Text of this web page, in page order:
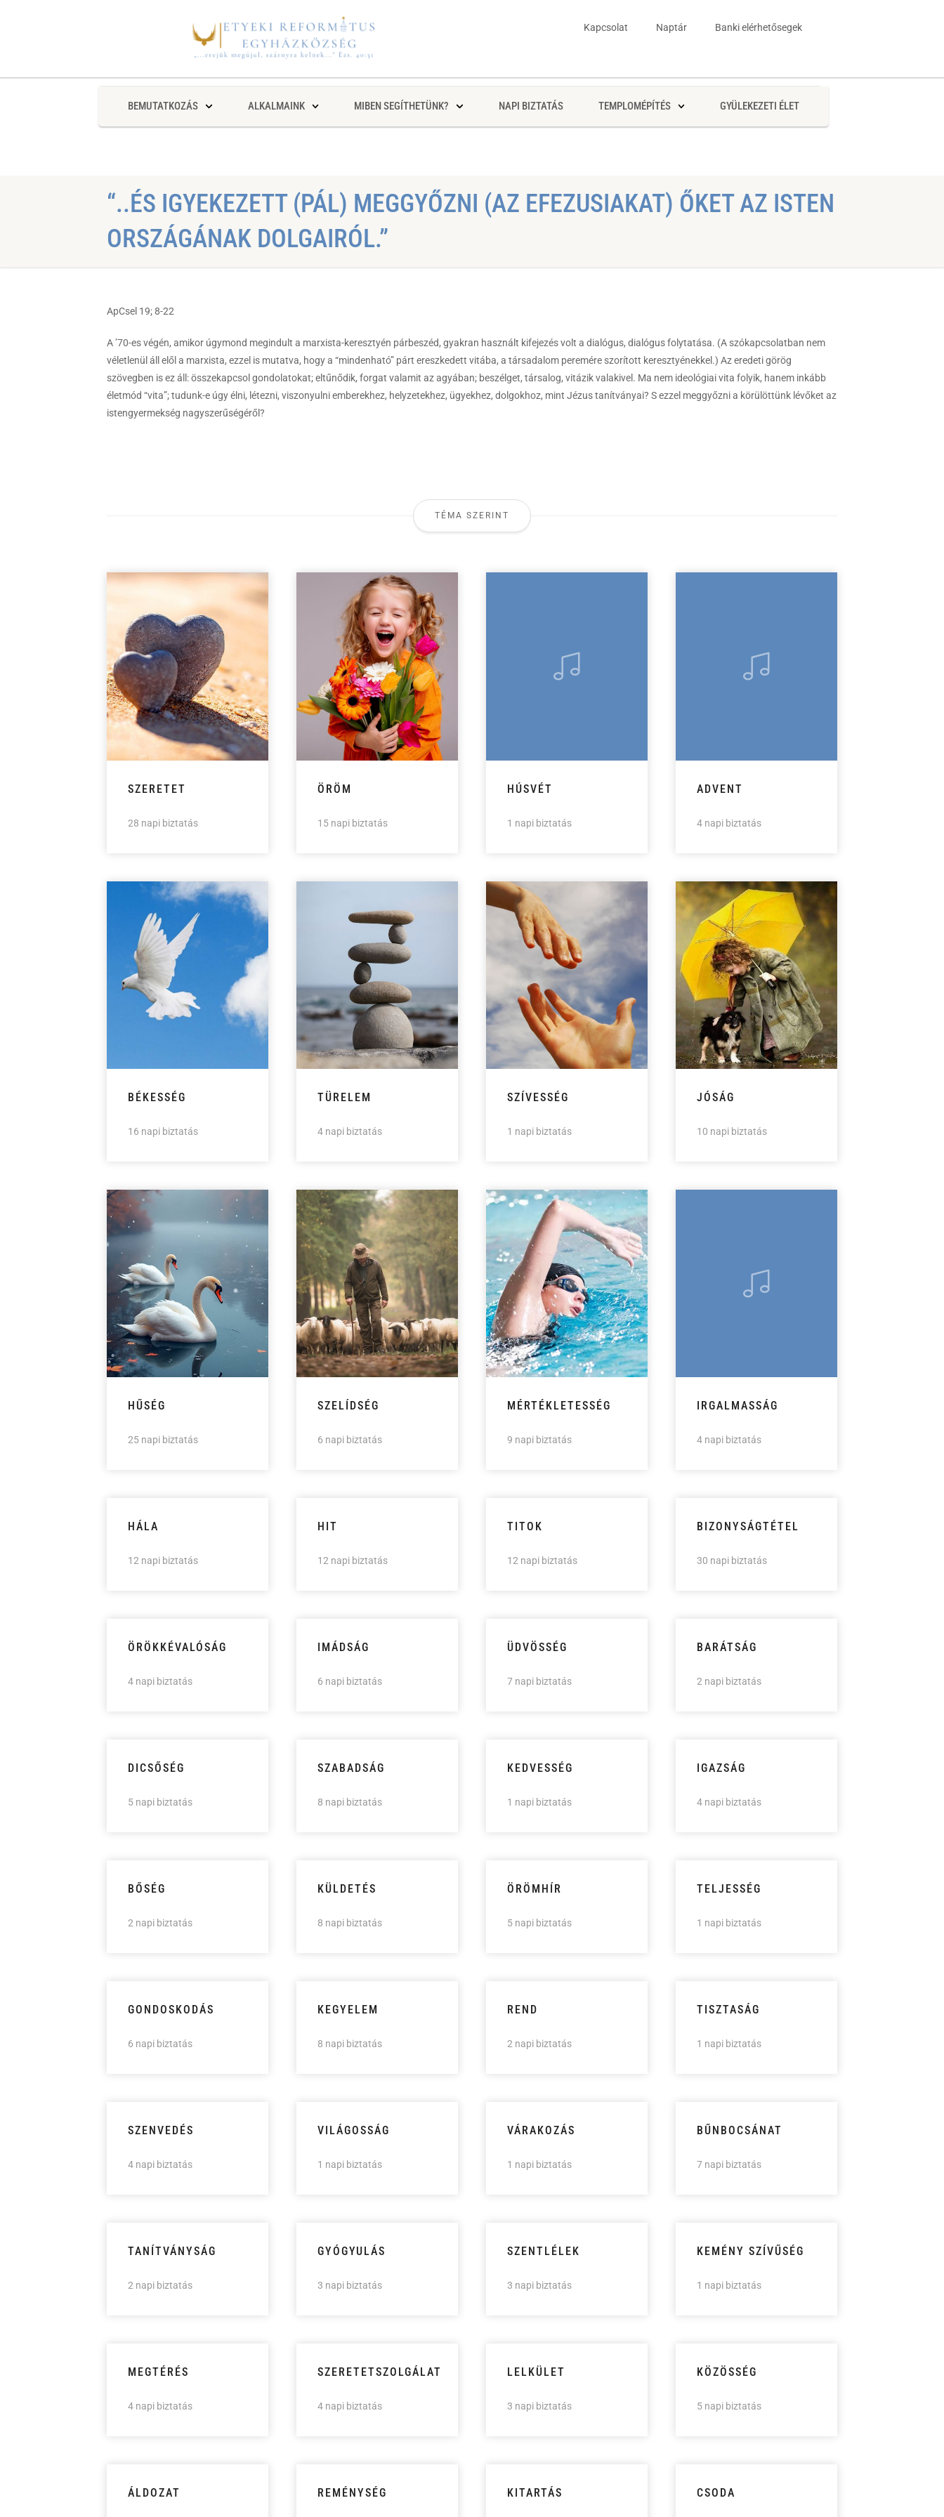
Kapcsolat Naptár Banki elérhetősegek
BEMUTATKOZÁS ALKALMAINK MIBEN SEGÍTHETÜNK? NAPI BIZTATÁS TEMPLOMÉPÍTÉS GYÜLEKEZETI ÉLET
“..ÉS IGYEKEZETT (PÁL) MEGGYŐZNI (AZ EFEZUSIAKAT) ŐKET AZ ISTEN
ORSZÁGÁNAK DOLGAIRÓL.”
ApCsel 19; 8-22
A ’70-es végén, amikor úgymond megindult a marxista-keresztyén párbeszéd, gyakran használt kifejezés volt a dialógus, dialógus folytatása. (A szókapcsolatban nem
véletlenül áll elől a marxista, ezzel is mutatva, hogy a “mindenható” párt ereszkedett vitába, a társadalom peremére szorított keresztyénekkel.) Az eredeti görög
szövegben is ez áll: összekapcsol gondolatokat; eltűnődik, forgat valamit az agyában; beszélget, társalog, vitázik valakivel. Ma nem ideológiai vita folyik, hanem inkább
életmód “vita”; tudunk-e úgy élni, létezni, viszonyulni emberekhez, helyzetekhez, ügyekhez, dolgokhoz, mint Jézus tanítványai? S ezzel meggyőzni a körülöttünk lévőket az
istengyermekség nagyszerűségéről?
TÉMA SZERINT
SZERETET
28 napi biztatás
ÖRÖM
15 napi biztatás
HÚSVÉT
1 napi biztatás
ADVENT
4 napi biztatás
BÉKESSÉG
16 napi biztatás
TÜRELEM
4 napi biztatás
SZÍVESSÉG
1 napi biztatás
JÓSÁG
10 napi biztatás
HŰSÉG
25 napi biztatás
SZELÍDSÉG
6 napi biztatás
MÉRTÉKLETESSÉG
9 napi biztatás
IRGALMASSÁG
4 napi biztatás
HÁLA
12 napi biztatás
HIT
12 napi biztatás
TITOK
12 napi biztatás
BIZONYSÁGTÉTEL
30 napi biztatás
ÖRÖKKÉVALÓSÁG
4 napi biztatás
IMÁDSÁG
6 napi biztatás
ÜDVÖSSÉG
7 napi biztatás
BARÁTSÁG
2 napi biztatás
DICSŐSÉG
5 napi biztatás
SZABADSÁG
8 napi biztatás
KEDVESSÉG
1 napi biztatás
IGAZSÁG
4 napi biztatás
BŐSÉG
2 napi biztatás
KÜLDETÉS
8 napi biztatás
ÖRÖMHÍR
5 napi biztatás
TELJESSÉG
1 napi biztatás
GONDOSKODÁS
6 napi biztatás
KEGYELEM
8 napi biztatás
REND
2 napi biztatás
TISZTASÁG
1 napi biztatás
SZENVEDÉS
4 napi biztatás
VILÁGOSSÁG
1 napi biztatás
VÁRAKOZÁS
1 napi biztatás
BŰNBOCSÁNAT
7 napi biztatás
TANÍTVÁNYSÁG
2 napi biztatás
GYÓGYULÁS
3 napi biztatás
SZENTLÉLEK
3 napi biztatás
KEMÉNY SZÍVŰSÉG
1 napi biztatás
MEGTÉRÉS
4 napi biztatás
SZERETETSZOLGÁLAT
4 napi biztatás
LELKÜLET
3 napi biztatás
KÖZÖSSÉG
5 napi biztatás
ÁLDOZAT REMÉNYSÉG KITARTÁS CSODA